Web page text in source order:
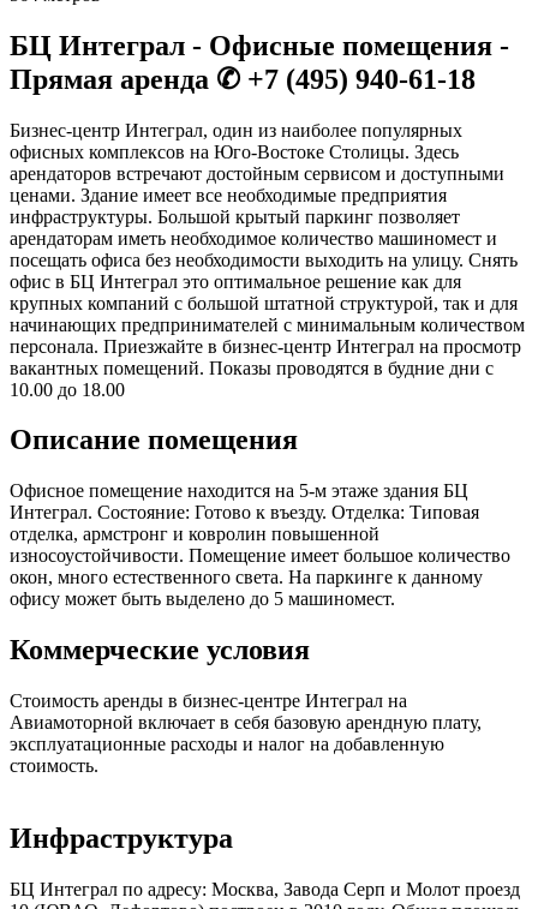
БЦ Интеграл - Офисные помещения -
Прямая аренда ✆ +7 (495) 940-61-18
Бизнес-центр Интеграл, один из наиболее популярных
офисных комплексов на Юго-Востоке Столицы. Здесь
арендаторов встречают достойным сервисом и доступными
ценами. Здание имеет все необходимые предприятия
инфраструктуры. Большой крытый паркинг позволяет
арендаторам иметь необходимое количество машиномест и
посещать офиса без необходимости выходить на улицу. Снять
офис в БЦ Интеграл это оптимальное решение как для
крупных компаний с большой штатной структурой, так и для
начинающих предпринимателей с минимальным количеством
персонала. Приезжайте в бизнес-центр Интеграл на просмотр
вакантных помещений. Показы проводятся в будние дни с
10.00 до 18.00
Описание помещения
Офисное помещение находится на 5-м этаже здания БЦ
Интеграл. Состояние: Готово к въезду. Отделка: Типовая
отделка, армстронг и ковролин повышенной
износоустойчивости. Помещение имеет большое количество
окон, много естественного света. На паркинге к данному
офису может быть выделено до 5 машиномест.
Коммерческие условия
Стоимость аренды в бизнес-центре Интеграл на
Авиамоторной включает в себя базовую арендную плату,
эксплуатационные расходы и налог на добавленную
стоимость.
Инфраструктура
БЦ Интеграл по адресу: Москва, Завода Серп и Молот проезд